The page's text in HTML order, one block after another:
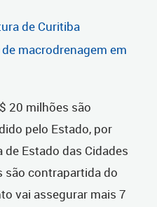
de Curitiba
macrodrenagem em
20 milhões são
pelo Estado, por
Estado das Cidades
são contrapartida do
vai assegurar mais 7